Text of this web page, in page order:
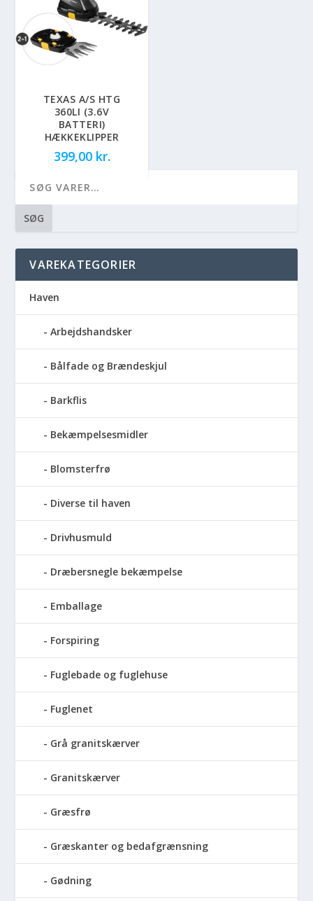
TEXAS A/S HTG
360LI (3.6V
BATTERI)
HÆKKEKLIPPER
399,00 kr.
SØG
VAREKATEGORIER
Haven
Arbejdshandsker
Bålfade og Brændeskjul
Barkflis
Bekæmpelsesmidler
Blomsterfrø
Diverse til haven
Drivhusmuld
Dræbersnegle bekæmpelse
Emballage
Forspiring
Fuglebade og fuglehuse
Fuglenet
Grå granitskærver
Granitskærver
Græsfrø
Græskanter og bedafgrænsning
Gødning